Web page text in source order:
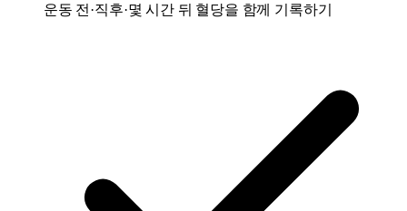
운동 전·직후·몇 시간 뒤 혈당을 함께 기록하기